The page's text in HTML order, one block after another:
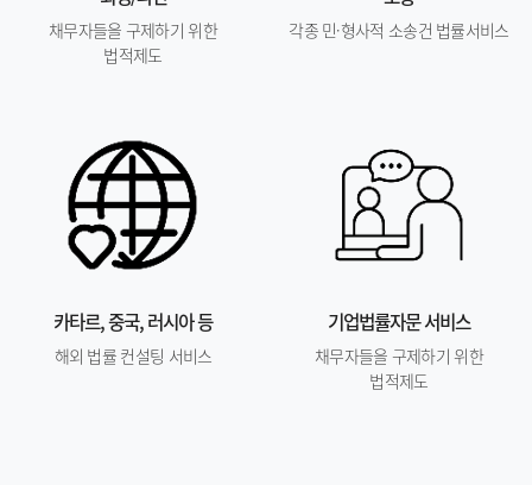
채무자들을 구제하기 위한
법적제도
각종 민·형사적 소송건 법률서비스
카타르, 중국, 러시아 등
해외 법률 컨설팅 서비스
기업법률자문 서비스
채무자들을 구제하기 위한
법적제도